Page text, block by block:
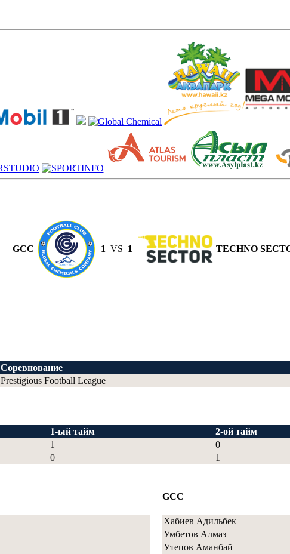
GCC 1 VS 1 TECHNO
Соревнование
Prestigious Football League
1-ый тайм
2-ой тайм
1
0
0 1
GCC
Хабиев Адильбек
Умбетов Алмаз
Утепов Аманбай